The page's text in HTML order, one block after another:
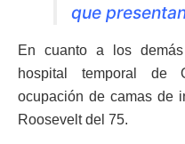
que
En cuanto a los
hospital temporal de
ocupación de camas de
Roosevelt del 75.